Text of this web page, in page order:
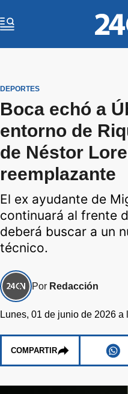
DEPORTES
Boca echó a
entorno de
de Néstor
reemplazante
El ex ayudante de
continuará al frente
deberá buscar a un
técnico.
Por Redacción
Lunes, 01 de junio de 2026 a
COMPARTIR